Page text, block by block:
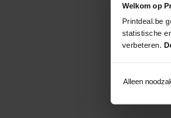
Welkom op
Printdeal.be
statistische
verbeteren.
Alleen